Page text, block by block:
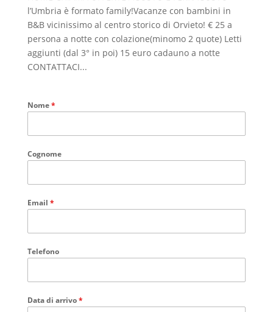
l’Umbria è formato family!Vacanze con bambini in
B&B vicinissimo al centro storico di Orvieto! € 25 a
persona a notte con colazione(minomo 2 quote) Letti
aggiunti (dal 3° in poi) 15 euro cadauno a notte
CONTATTACI...
Nome*
Cognome
Email *
Telefono
Data di arrivo*